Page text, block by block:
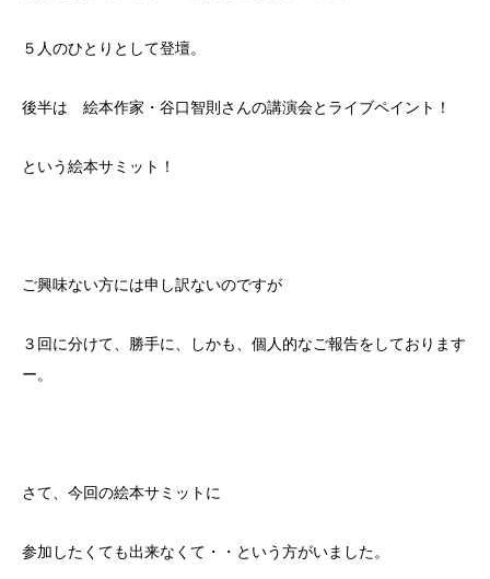
５人のひとりとして登壇。
後半は 絵本作家・谷口智則さんの講演会とライブペイント！
という絵本サミット！
ご興味ない方には申し訳ないのですが
３回に分けて、勝手に、しかも、個人的なご報告をしております
ー。
さて、今回の絵本サミットに
参加したくても出来なくて・・という方がいました。